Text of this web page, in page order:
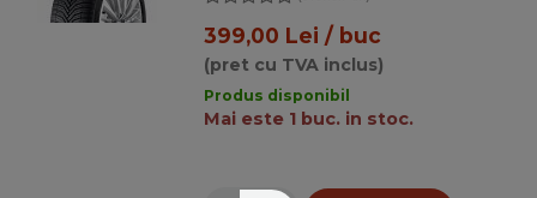
399,00 Lei / buc
(pret cu TVA inclus)
Produs disponibil
Mai este 1 buc. in stoc.